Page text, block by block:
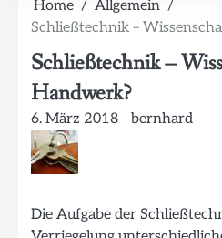
Home
Allgemein
Schließtechnik –
Schließtechnik –
Handwerk?
6. März 2018 bernhard
Die Aufgabe der